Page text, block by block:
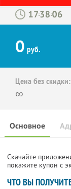
: :
0 руб.
Цена без скидки:
∞
Основное
Скачайте
покажите купон с
ЧТО ВЫ